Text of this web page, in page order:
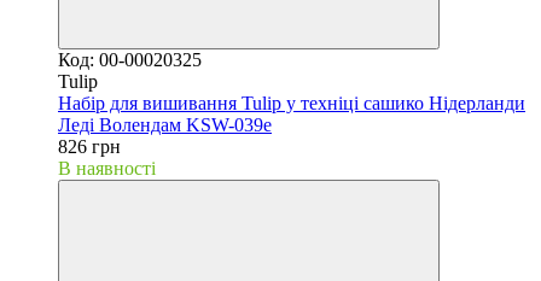
Код: 00-00020325
Tulip
Набір для вишивання Tulip у техніці сашико Нідерланди
Леді Волендам KSW-039e
826 грн
В наявності